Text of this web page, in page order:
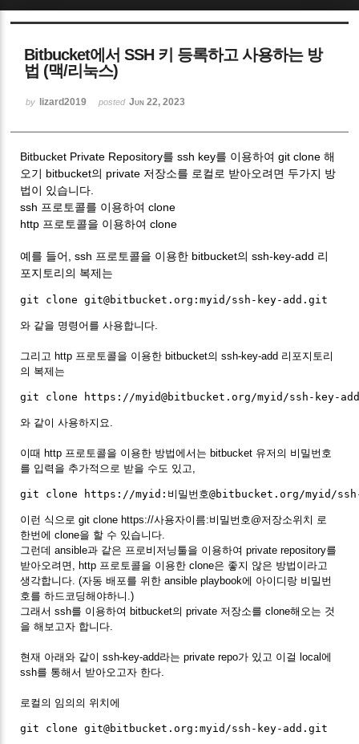
Bitbucket에서 SSH 키 등록하고 사용하는 방
법 (맥/리눅스)
by lizard2019 posted Jun 22, 2023
Bitbucket Private Repository를 ssh key를 이용하여 git clone 해
오기 bitbucket의 private 저장소를 로컬로 받아오려면 두가지 방
법이 있습니다.
ssh 프로토콜를 이용하여 clone
http 프로토콜을 이용하여 clone
예를 들어, ssh 프로토콜을 이용한 bitbucket의 ssh-key-add 리
포지토리의 복제는
와 같을 명령어를 사용합니다.
그리고 http 프로토콜을 이용한 bitbucket의 ssh-key-add 리포지토리
의 복제는
와 같이 사용하지요.
이때 http 프로토콜을 이용한 방법에서는 bitbucket 유저의 비밀번호
를 입력을 추가적으로 받을 수도 있고,
이런 식으로 git clone https://사용자이름:비밀번호@저장소위치 로
한번에 clone을 할 수 있습니다.
그런데 ansible과 같은 프로비저닝툴을 이용하여 private repository를
받아오려면, http 프로토콜을 이용한 clone은 좋지 않은 방법이라고
생각합니다. (자동 배포를 위한 ansible playbook에 아이디랑 비밀번
호를 하드코딩해야하니.)
그래서 ssh를 이용하여 bitbucket의 private 저장소를 clone해오는 것
을 해보고자 합니다.
현재 아래와 같이 ssh-key-add라는 private repo가 있고 이걸 local에
ssh를 통해서 받아오고자 한다.
로컬의 임의의 위치에
Sketchbook5, 스케치북5
Sketchbook5, 스케치북5